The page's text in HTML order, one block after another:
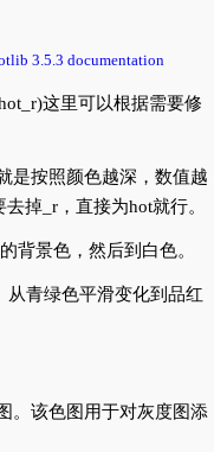
3.5.3 documentation
这里可以根据需要修
是按照颜色越深，数值越
掉_r，直接为hot就行。
背景色，然后到白色。
从青绿色平滑变化到品红
。该色图用于对灰度图添